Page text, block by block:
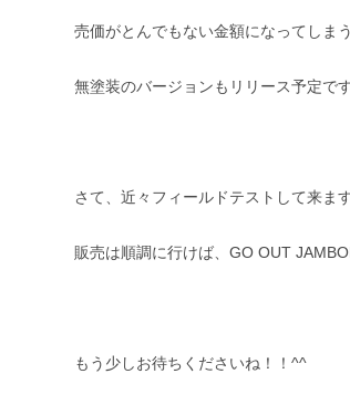
売価がとんでもない金額になってしま
無塗装のバージョンもリリース予定です
さて、近々フィールドテストして来ます
販売は順調に行けば、GO OUT
もう少しお待ちくださいね！！^^